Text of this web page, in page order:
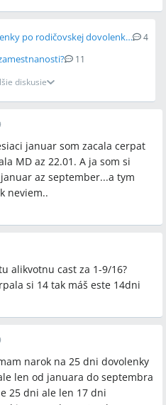
Preplatenie nevyčerpanej dovolenky po rodičovskej dovolenke a výpovedi 4
11
diskusie
januar som zacala cerpat
MD az 22.01. A ja som si
az september...a tym
neviem..
alikvotnu cast za 1-9/16?
si 14 tak máš este 14dni
narok na 25 dni dovolenky
len od januara do septembra
25 dni ale len 17 dni